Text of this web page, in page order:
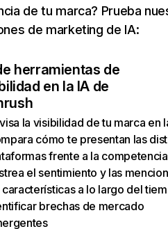
de tu marca? Prueba
de marketing de IA:
herramientas de
en la IA de
la visibilidad de tu marca en
cómo te presentan las
frente a la competencia
el sentimiento y las
características a lo largo del
brechas de mercado